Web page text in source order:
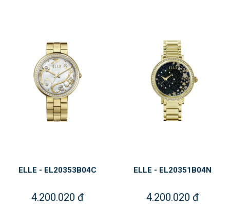
ELLE - EL20353B04C
4.200.020 đ
ELLE - EL20351B04N
4.200.020 đ